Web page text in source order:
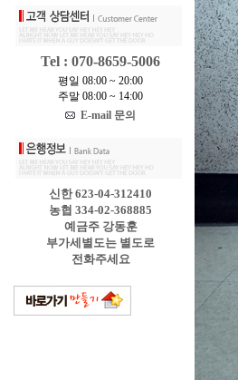
Tel : 070-8659-5006
평일 08:00 ~ 20:00
주말 08:00 ~ 14:00
E-mail 문의
신한 623-04-312410
농협 334-02-368885
예금주 강동훈
부가세별도는 별도로
전화주세요